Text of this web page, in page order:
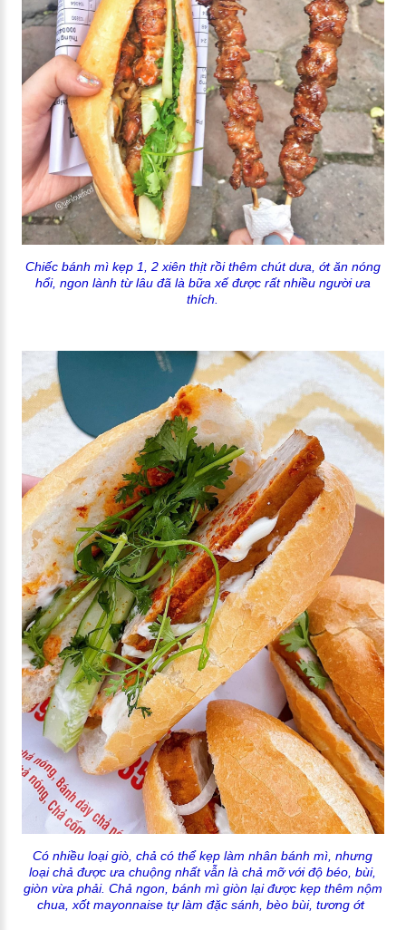
Chiếc bánh mì kẹp 1, 2 xiên thịt rồi thêm chút dưa, ớt ăn nóng
hổi, ngon lành từ lâu đã là bữa xế được rất nhiều người ưa
thích.
Có nhiều loại giò, chả có thể kẹp làm nhân bánh mì, nhưng
loại chả được ưa chuộng nhất vẫn là chả mỡ với độ béo, bùi,
giòn vừa phải. Chả ngon, bánh mì giòn lại được kẹp thêm nộm
chua, xốt mayonnaise tự làm đặc sánh, bèo bùi, tương ớt